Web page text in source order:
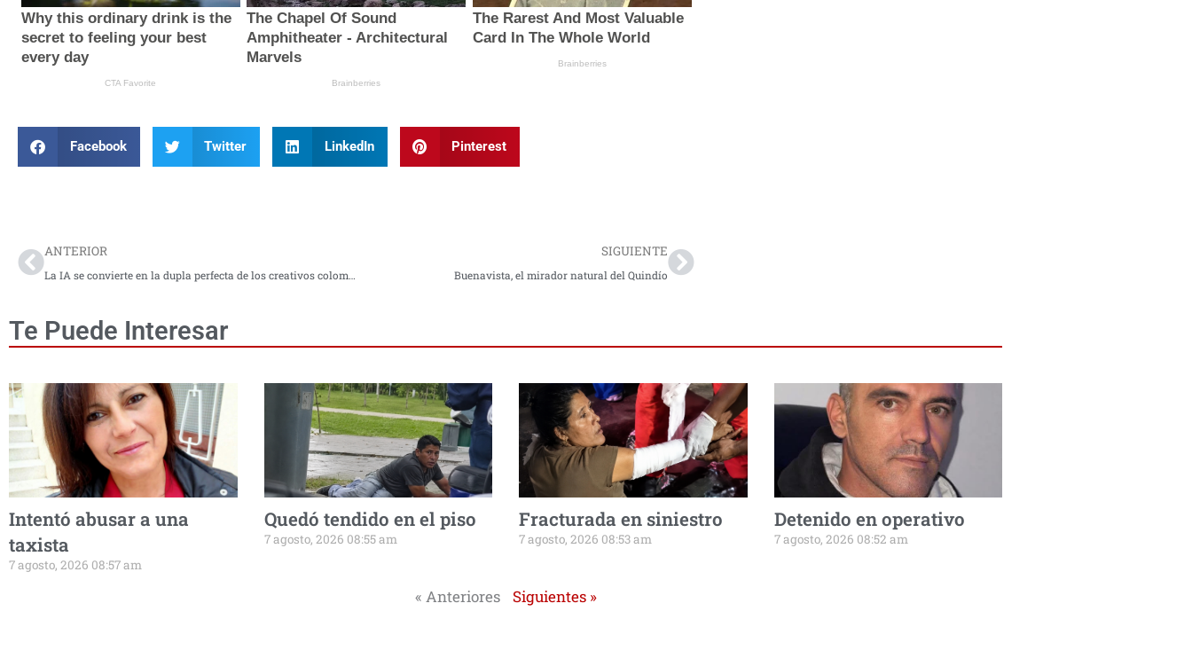
Facebook Twitter LinkedIn Pinterest
ANTERIOR
La IA se convierte en la dupla perfecta de los creativos colombianos
SIGUIENTE
Buenavista, el mirador natural del Quindío
Te Puede Interesar
Intentó abusar a una
taxista
7 agosto, 2026 08:57 am
Quedó tendido en el piso
7 agosto, 2026 08:55 am
Fracturada en siniestro
7 agosto, 2026 08:53 am
Detenido en operativo
7 agosto, 2026 08:52 am
« Anteriores Siguientes »